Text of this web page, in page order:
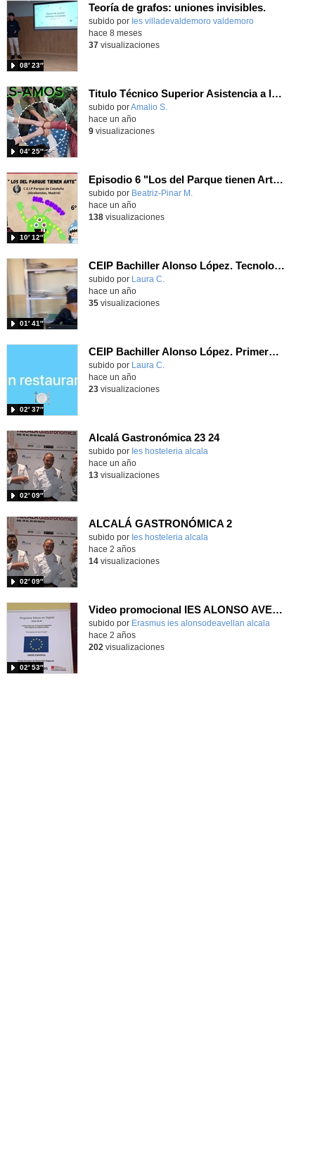
Teoría de grafos: uniones invisibles.
Contenido educativo.
subido por Ies villadevaldemoro valdemoro
08′ 23″
-
hace 8 meses
37visualizaciones
Titulo Técnico Superior Asistencia a la Dirección IES Alonso Avellaneda
Contenido educativo.
subido porAmalio S.
04′ 25″
hace un año
9visualizaciones
Episodio 6 "Los del Parque tienen Arte" CEIP Parque de Cataluña (Alcobendas)
Contenido educativo.
subido por Beatriz-Pinar M.
10′ 12″
hace un año
138visualizaciones
CEIP Bachiller Alonso López. Tecnologías 5ºA
Contenido educativo.
subido por Laura C.
01′ 41″
hace un año
35visualizaciones
CEIP Bachiller Alonso López. Primeros auxilios. 5ºA
Contenido educativo.
subido por Laura C.
02′ 37″
hace un año
23visualizaciones
Alcalá Gastronómica 23 24
Contenido educativo.
subido por Ies hosteleria alcala
02′ 09″
hace un año
13visualizaciones
ALCALÁ GASTRONÓMICA 2
Contenido educativo.
subido por Ies hosteleria alcala
02′ 09″
hace 2 años
14visualizaciones
Video promocional IES ALONSO AVELLANEDA Junio 24
subido por Erasmus ies alonsodeavellan alcala
02′ 53″
hace 2 años
202 visualizaciones